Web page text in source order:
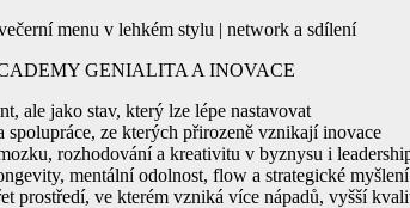
menu v lehkém stylu | network a sdílení
GENIALITA A INOVACE
ale jako stav, který lze lépe nastavovat
spolupráce, ze kterých přirozeně vznikají inovace
rozhodování a kreativitu v byznysu i
mentální odolnost, flow a strategické myšlení
prostředí, ve kterém vzniká více nápadů, vyšší